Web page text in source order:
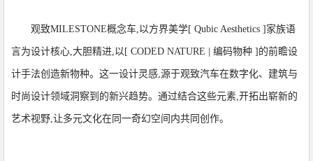
观致MILESTONE概念车,以方界美学[ Qubic Aesthetics ]家族语
言为设计核心,大胆精进,以[ CODED NATURE | 编码物种 ]的前瞻设
计手法创造新物种。这一设计灵感,源于观致汽车在数字化、建筑与
时尚设计领域洞察到的新兴趋势。通过结合这些元素,开拓出崭新的
艺术视野,让多元文化在同一奇幻空间内共同创作。